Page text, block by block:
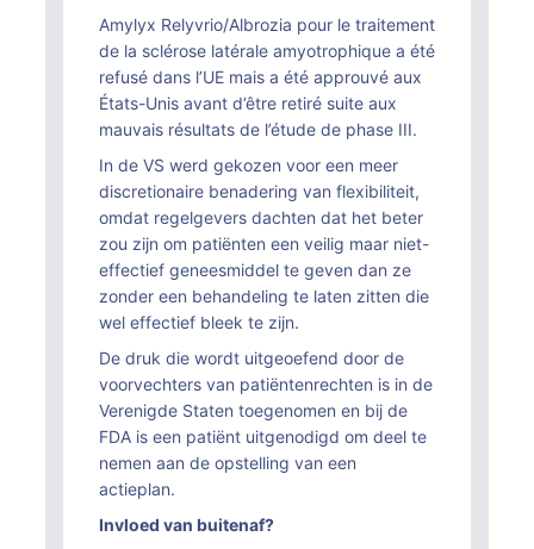
Amylyx Relyvrio/Albrozia pour le traitement
de la sclérose latérale amyotrophique a été
refusé dans l’UE mais a été approuvé aux
États-Unis avant d’être retiré suite aux
mauvais résultats de l’étude de phase III.
In de VS werd gekozen voor een meer
discretionaire benadering van flexibiliteit,
omdat regelgevers dachten dat het beter
zou zijn om patiënten een veilig maar niet-
effectief geneesmiddel te geven dan ze
zonder een behandeling te laten zitten die
wel effectief bleek te zijn.
De druk die wordt uitgeoefend door de
voorvechters van patiëntenrechten is in de
Verenigde Staten toegenomen en bij de
FDA is een patiënt uitgenodigd om deel te
nemen aan de opstelling van een
actieplan.
Invloed van buitenaf?